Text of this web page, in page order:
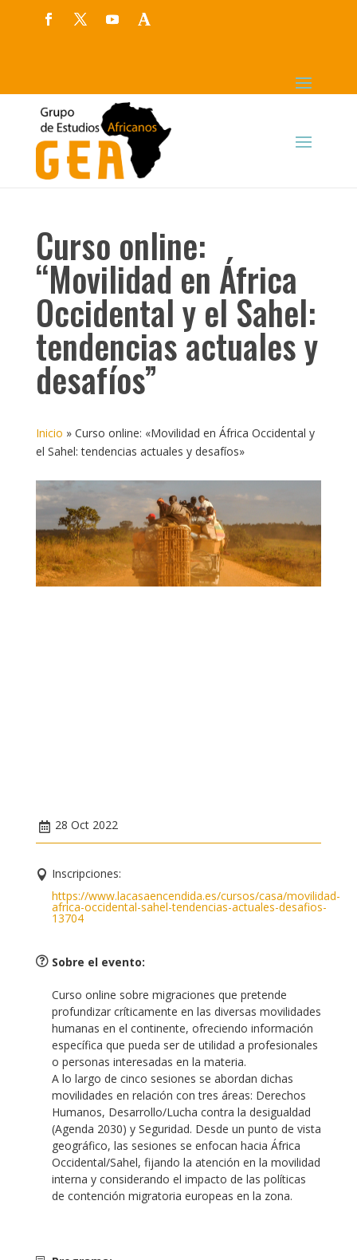
Curso online:
“Movilidad en África
Occidental y el Sahel:
tendencias actuales y
desafíos”
Inicio » Curso online: «Movilidad en África Occidental y
el Sahel: tendencias actuales y desafíos»
28 Oct 2022
Inscripciones:
https://www.lacasaencendida.es/cursos/casa/movilidad-
africa-occidental-sahel-tendencias-actuales-desafios-
13704
Sobre el evento:
Curso online sobre migraciones que pretende
profundizar críticamente en las diversas movilidades
humanas en el continente, ofreciendo información
específica que pueda ser de utilidad a profesionales
o personas interesadas en la materia.
A lo largo de cinco sesiones se abordan dichas
movilidades en relación con tres áreas: Derechos
Humanos, Desarrollo/Lucha contra la desigualdad
(Agenda 2030) y Seguridad. Desde un punto de vista
geográfico, las sesiones se enfocan hacia África
Occidental/Sahel, fijando la atención en la movilidad
interna y considerando el impacto de las políticas
de contención migratoria europeas en la zona.